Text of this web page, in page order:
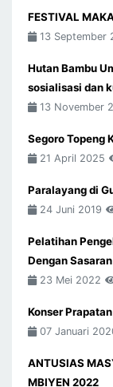
FESTIVAL
13 September
Hutan Bambu
sosialisasi dan
13 November
Segoro Topeng
21 April 2025
Paralayang di
24 Juni 2019
Pelatihan
Dengan
23 Mei 2022
Konser Prapatan
07 Januari
ANTUSIAS
MBIYEN 2022